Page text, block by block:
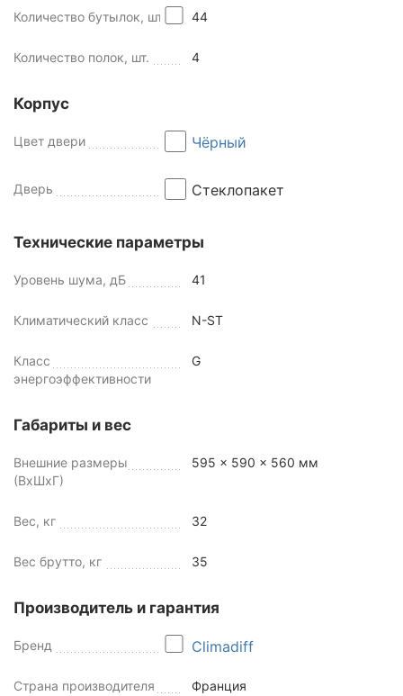
Количество бутылок, шт 44
Количество полок, шт. 4
Корпус
Цвет двери Чёрный
Дверь Стеклопакет
Технические параметры
Уровень шума, дБ 41
Климатический класс N-ST
Класс
энергоэффективности
G
Габариты и вес
Внешние размеры
(ВхШхГ)
595 x 590 x 560 мм
Вес, кг 32
Вес брутто, кг 35
Производитель и гарантия
Бренд Climadiff
Страна производителя Франция